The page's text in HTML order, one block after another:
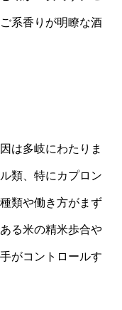
系香りが明瞭な酒
は多岐にわたりま
類、特にカプロン
類や働き方がまず
る米の精米歩合や
がコントロールす